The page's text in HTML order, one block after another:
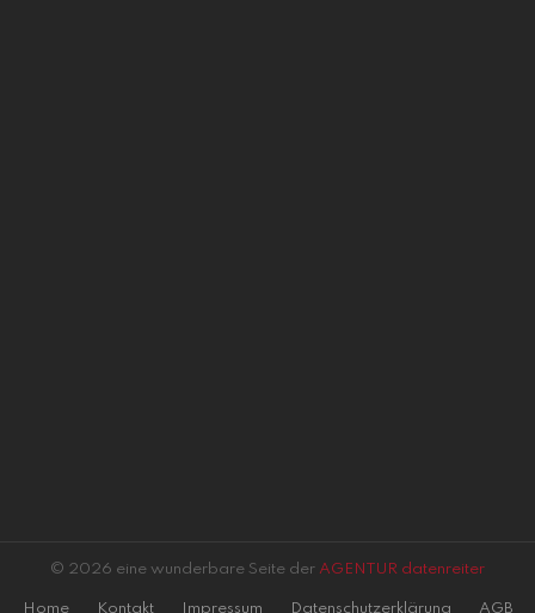
© 2026 eine wunderbare Seite der AGENTUR datenreiter
Home Kontakt Impressum Datenschutzerklärung AGB